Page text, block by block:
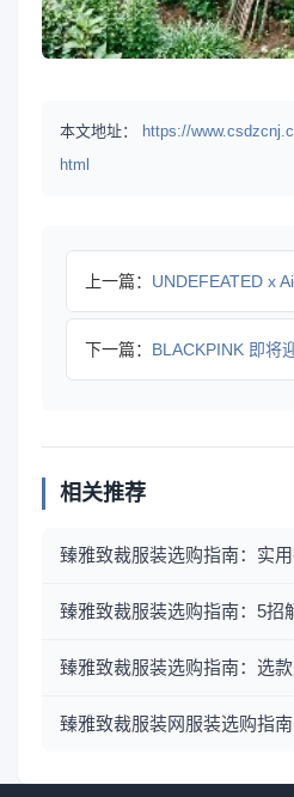
本文地址：
https://
html
上一篇： UNDEFEATED x
下一篇： BLACKPINK 即将
相关推荐
臻雅致裁服装选购指南：实
臻雅致裁服装选购指南：5招
臻雅致裁服装选购指南：选
臻雅致裁服装网服装选购指